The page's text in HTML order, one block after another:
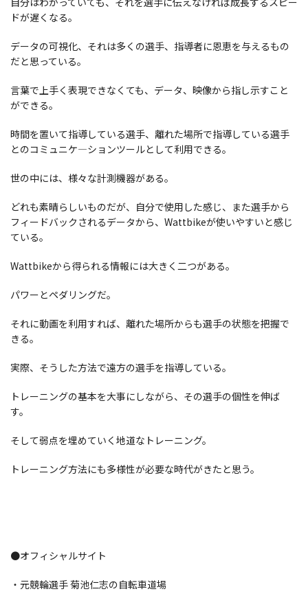
ドが遅くなる。
データの可視化、それは多くの選手、指導者に恩恵を与えるもの
だと思っている。
言葉で上手く表現できなくても、データ、映像から指し示すこと
ができる。
時間を置いて指導している選手、離れた場所で指導している選手
とのコミュニケ―ションツールとして利用できる。
世の中には、様々な計測機器がある。
どれも素晴らしいものだが、自分で使用した感じ、また選手から
フィードバックされるデータから、Wattbikeが使いやすいと感じ
ている。
Wattbikeから得られる情報には大きく二つがある。
パワーとペダリングだ。
それに動画を利用すれば、離れた場所からも選手の状態を把握で
きる。
実際、そうした方法で遠方の選手を指導している。
トレーニングの基本を大事にしながら、その選手の個性を伸ば
す。
そして弱点を埋めていく地道なトレーニング。
トレーニング方法にも多様性が必要な時代がきたと思う。
●オフィシャルサイト
・元競輪選手 菊池仁志の自転車道場